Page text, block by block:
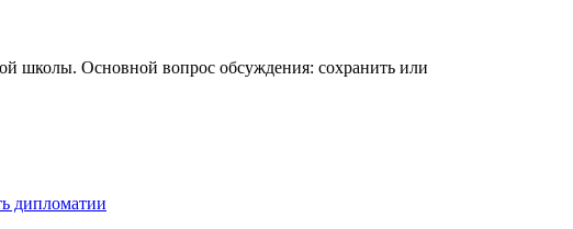
школы. Основной вопрос обсуждения: сохранить или
дипломатии